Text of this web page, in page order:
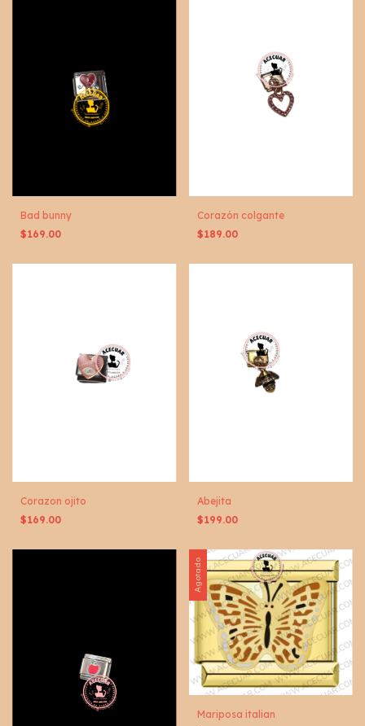
Bad bunny
$169.00
Corazón colgante
$189.00
Corazon ojito
$169.00
Abejita
$199.00
Agotado
Mariposa italian